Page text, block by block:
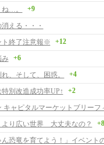
…。 +9
える・・・
終了注意報※
+12
み +6
、そして、困惑。 +4
別改造成功率UP↑ +2
より広い世界 大丈夫なの？ +8
ん恐竜を育てよう！」イベント